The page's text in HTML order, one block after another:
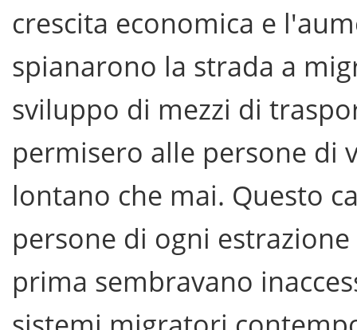
crescita economica e
spianarono la strada a
sviluppo di mezzi di
permisero alle persone di
lontano che mai. Questo
persone di ogni
prima sembravano